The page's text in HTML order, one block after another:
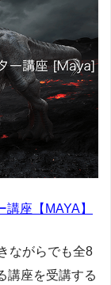
座【MAYA】
ながらでも全8
講座を受講する